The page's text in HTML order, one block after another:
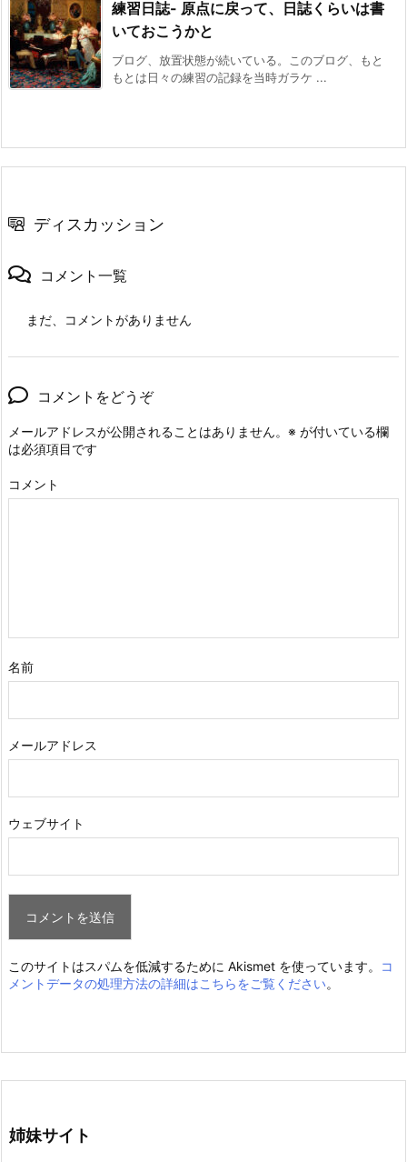
練習日誌- 原点に戻って、日誌くらいは書
いておこうかと
ブログ、放置状態が続いている。このブログ、もと
もとは日々の練習の記録を当時ガラケ ...
ディスカッション
コメント一覧
まだ、コメントがありません
コメントをどうぞ
メールアドレスが公開されることはありません。 ※ が付いている欄
は必須項目です
コメント
名前
メールアドレス
ウェブサイト
このサイトはスパムを低減するために Akismet を使っています。
コ
メントデータの処理方法の詳細はこちらをご覧ください。
姉妹サイト